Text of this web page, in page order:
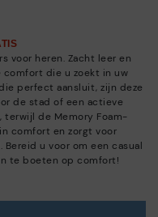
voor heren. Zacht leer en
die u zoekt in uw
perfect aansluit, zijn deze
de stad of een actieve
de Memory Foam-
comfort en zorgt voor
u voor om een casual
te boeten op comfort!